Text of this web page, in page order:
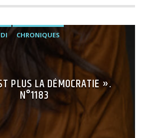
CHRONIQUES
PLUS LA DÉMOCRATIE ».
N°1183